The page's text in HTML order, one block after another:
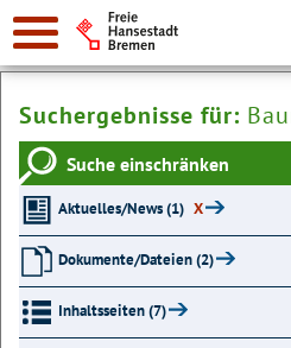
Suche:
Suchergebnisse für:
Suche einschränken
Aktuelles/News (1) X
Dokumente/Dateien (2)
Inhaltsseiten (7)